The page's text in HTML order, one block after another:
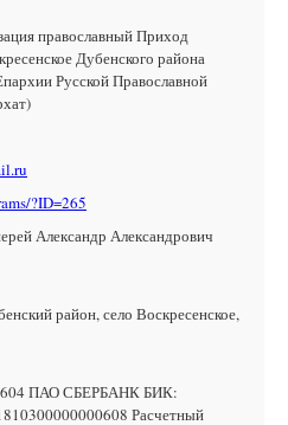
православный Приход
Дубенского района
Русской Православной
?ID=265
Александр Александрович
район, село Воскресенское,
ПАО СБЕРБАНК БИК:
Расчетный